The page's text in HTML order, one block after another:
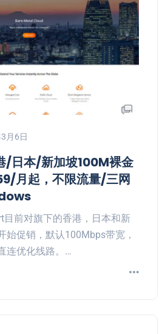
月6日
日本/新加坡100M裸金
月起，不限流量/三网
目前对旗下的香港，日本和新
始促销，默认100Mbps带宽，
连优化线路。…